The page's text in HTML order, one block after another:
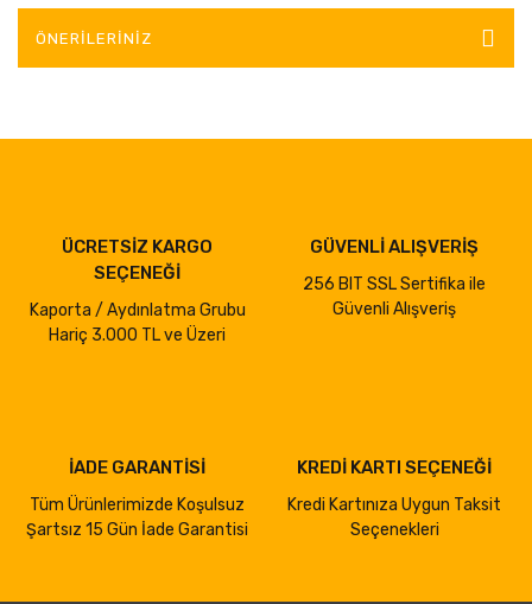
ÖNERILERINIZ
ÜCRETSİZ KARGO
SEÇENEĞİ
Kaporta / Aydınlatma Grubu
Hariç 3.000 TL ve Üzeri
GÜVENLİ ALIŞVERİŞ
256 BIT SSL Sertifika ile
Güvenli Alışveriş
İADE GARANTİSİ
Tüm Ürünlerimizde Koşulsuz
Şartsız 15 Gün İade Garantisi
KREDİ KARTI SEÇENEĞİ
Kredi Kartınıza Uygun Taksit
Seçenekleri